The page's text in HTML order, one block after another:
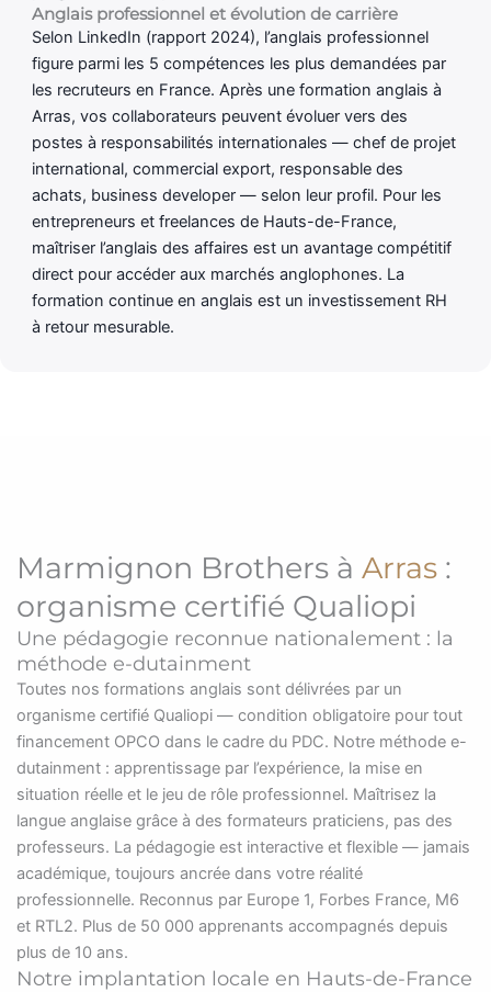
Anglais professionnel et évolution de carrière
Selon LinkedIn (rapport 2024), l’anglais professionnel
figure parmi les 5 compétences les plus demandées par
les recruteurs en France. Après une formation anglais à
Arras, vos collaborateurs peuvent évoluer vers des
postes à responsabilités internationales — chef de projet
international, commercial export, responsable des
achats, business developer — selon leur profil. Pour les
entrepreneurs et freelances de Hauts-de-France,
maîtriser l’anglais des affaires est un avantage compétitif
direct pour accéder aux marchés anglophones. La
formation continue en anglais est un investissement RH
à retour mesurable.
Marmignon Brothers à Arras :
organisme certifié Qualiopi
Une pédagogie reconnue nationalement : la
méthode e-dutainment
Toutes nos formations anglais sont délivrées par un
organisme certifié Qualiopi — condition obligatoire pour tout
financement OPCO dans le cadre du PDC. Notre méthode e-
dutainment : apprentissage par l’expérience, la mise en
situation réelle et le jeu de rôle professionnel. Maîtrisez la
langue anglaise grâce à des formateurs praticiens, pas des
professeurs. La pédagogie est interactive et flexible — jamais
académique, toujours ancrée dans votre réalité
professionnelle. Reconnus par Europe 1, Forbes France, M6
et RTL2. Plus de 50 000 apprenants accompagnés depuis
plus de 10 ans.
Notre implantation locale en Hauts-de-France